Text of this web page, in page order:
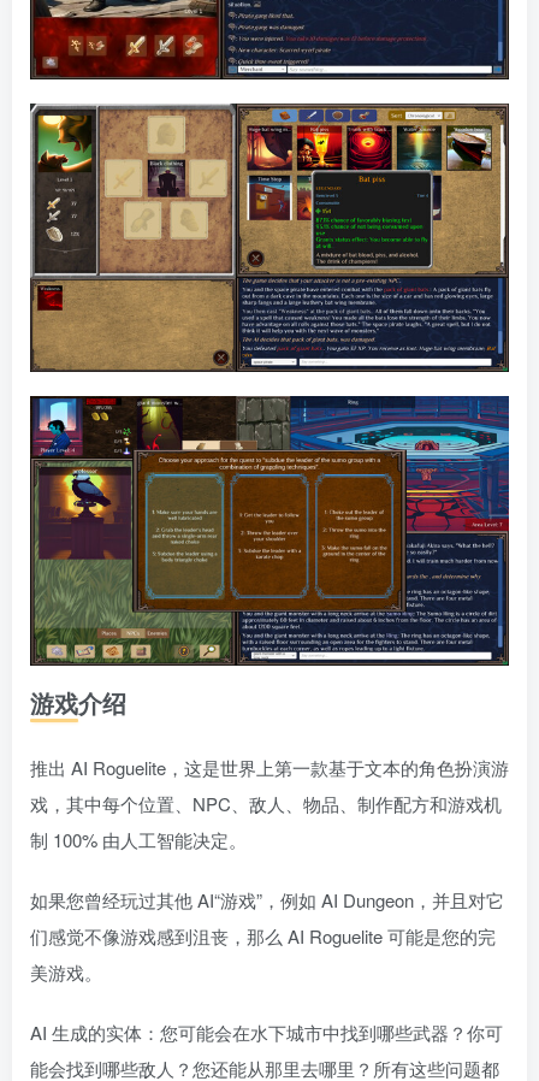
游戏介绍
推出 AI Roguelite，这是世界上第一款基于文本的角色扮演游
戏，其中每个位置、NPC、敌人、物品、制作配方和游戏机
制 100% 由人工智能决定。
如果您曾经玩过其他 AI“游戏”，例如 AI Dungeon，并且对它
们感觉不像游戏感到沮丧，那么 AI Roguelite 可能是您的完
美游戏。
AI 生成的实体：您可能会在水下城市中找到哪些武器？你可
能会找到哪些敌人？您还能从那里去哪里？所有这些问题都